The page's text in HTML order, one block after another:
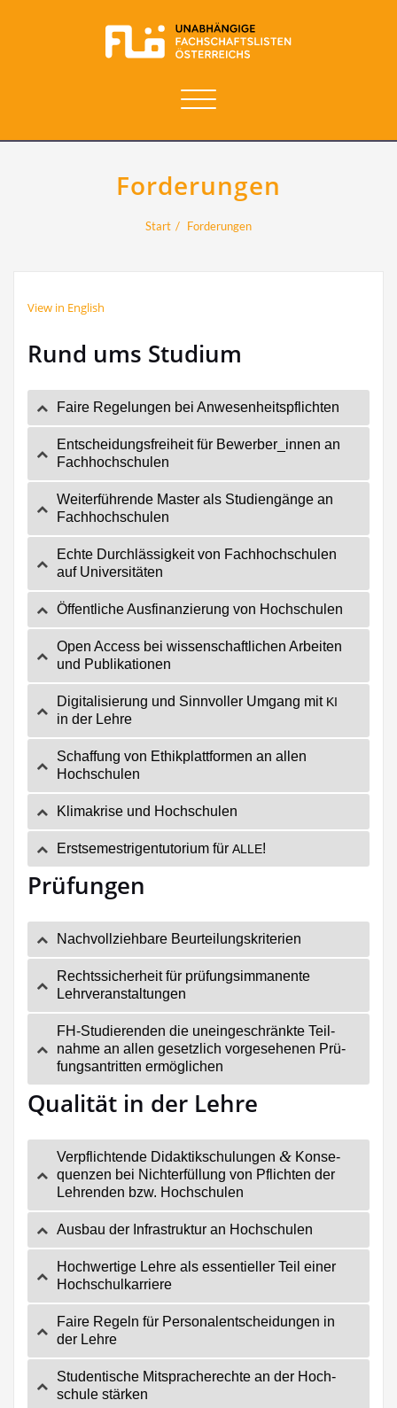
Navigation
Forderungen
Start Forderungen
View in English
Rund ums Studium
Fai­re Rege­lun­gen bei Anwesenheitspflichten
Ent­schei­dungs­frei­heit für Bewerber_innen an
Fachhochschulen
Wei­ter­füh­ren­de Mas­ter als Stu­di­en­gän­ge an
Fachhochschulen
Ech­te Durch­läs­sig­keit von Fach­hoch­schu­len
auf Universitäten
Öffent­li­che Aus­fi­nan­zie­rung von Hochschulen
Open Access bei wis­sen­schaft­li­chen Arbei­ten
und Publikationen
Digi­ta­li­sie­rung und Sinn­vol­ler Umgang mit KI
in der Lehre
Schaf­fung von Ethik­platt­for­men an allen
Hochschulen
Kli­ma­kri­se und Hochschulen
Erst­se­mes­tri­gen­tu­to­ri­um für ALLE!
Prüfungen
Nach­voll­zieh­ba­re Beurteilungskriterien
Rechts­si­cher­heit für prü­fungs­im­ma­nen­te
Lehrveranstaltungen
FH-Stu­die­ren­den die unein­ge­schränk­te Teil­
nah­me an allen gesetz­lich vor­ge­se­he­nen Prü­
fungs­an­trit­ten ermöglichen
Qualität in der Lehre
Ver­pflich­ten­de Didak­tik­schu­lun­gen & Kon­se­
quen­zen bei Nicht­er­fül­lung von Pflich­ten der
Leh­ren­den bzw. Hochschulen
Aus­bau der Infra­struk­tur an Hochschulen
Hoch­wer­ti­ge Leh­re als essen­ti­el­ler Teil einer
Hochschulkarriere
Fai­re Regeln für Per­so­nal­ent­schei­dun­gen in
der Lehre
Stu­den­ti­sche Mit­spra­che­rech­te an der Hoch­
schu­le stärken